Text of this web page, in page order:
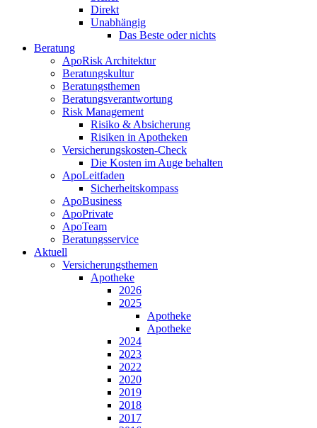
Direkt
Unabhängig
Das Beste oder nichts
Beratung
ApoRisk Architektur
Beratungskultur
Beratungsthemen
Beratungsverantwortung
Risk Management
Risiko & Absicherung
Risiken in Apotheken
Versicherungskosten-Check
Die Kosten im Auge behalten
ApoLeitfaden
Sicherheitskompass
ApoBusiness
ApoPrivate
ApoTeam
Beratungsservice
Aktuell
Versicherungsthemen
Apotheke
2026
2025
Apotheke
Apotheke
2024
2023
2022
2020
2019
2018
2017